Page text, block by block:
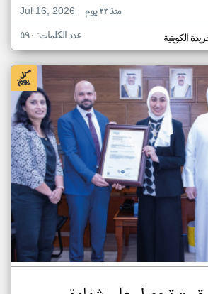
Jul 16, 2026
منذ ٢٣ يوم
الكويتية عدد الكلمات: ٥٩٠